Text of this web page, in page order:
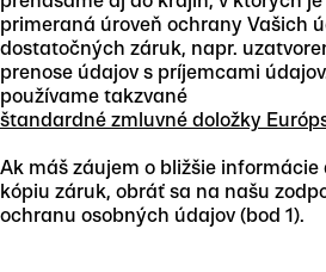
primeraná úroveň ochrany Vašich
dostatočných záruk, napr.
prenose údajov s príjemcami
používame takzvané
štandardné zmluvné doložky
Ak máš záujem o bližšie
kópiu záruk, obráť sa na našu
ochranu osobných údajov (bod 1).